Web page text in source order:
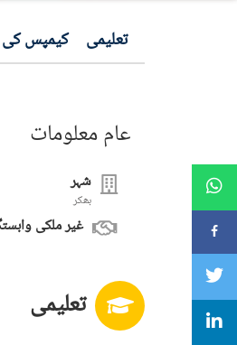
تعلیمی کیمپس
عام معلومات
شہر
بھکر
غیر ملکی
تعلیمی